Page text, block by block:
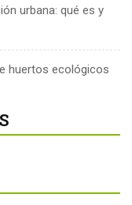
urbana: qué es y
huertos ecológicos